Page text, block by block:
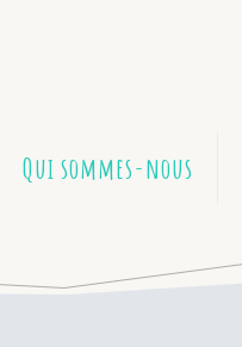
Qui sommes-nous